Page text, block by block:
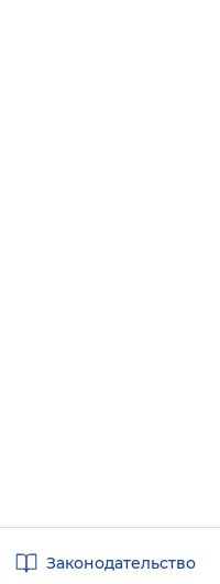
ссылкиЗаконодательство